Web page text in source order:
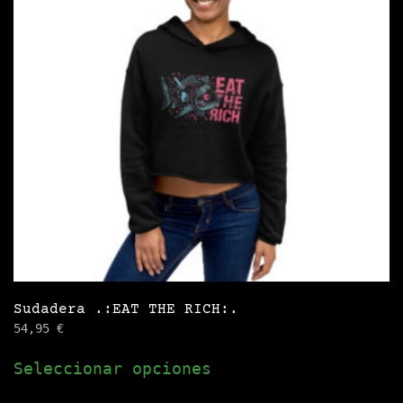
se
pueden
elegir
en
la
producto
Sudadera .:EAT THE RICH:.
54,95 €
Seleccionar opciones